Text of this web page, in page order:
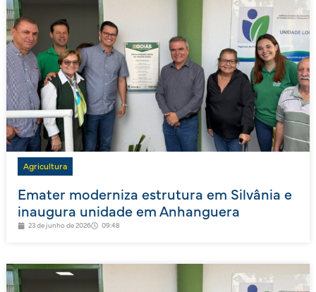
Agricultura
Emater moderniza estrutura em Silvânia e
inaugura unidade em Anhanguera
23 de junho de 2026 09:48